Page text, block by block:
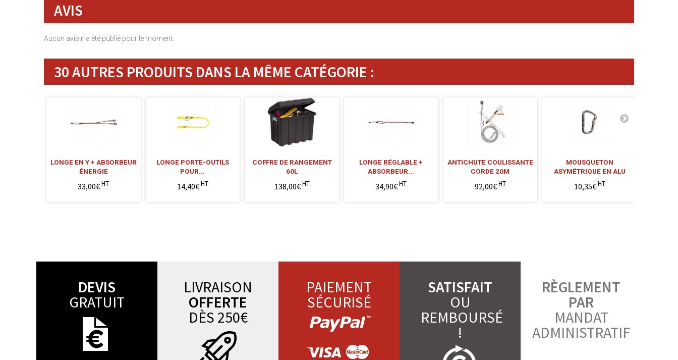
AVIS
Aucun avis n'a été publié pour le moment.
30 AUTRES PRODUITS DANS LA MÊME CATÉGORIE :
LONGE EN Y + ABSORBEUR
ÉNERGIE
33,00€HT
LONGE PORTE-OUTILS
POUR...
14,40€HT
COFFRE DE RANGEMENT
60L
138,00€HT
LONGE RÉGLABLE +
ABSORBEUR...
34,90€HT
ANTICHUTE COULISSANTE
CORDE 20M
92,00€HT
MOUSQUETON
ASYMÉTRIQUE EN ALU
10,35€HT
DEVIS
GRATUIT
LIVRAISON
OFFERTE
DÈS 250€
PAIEMENT
SÉCURISÉ
SATISFAIT
OU
REMBOURSÉ
!
RÈGLEMENT
PAR
MANDAT
ADMINISTRATIF